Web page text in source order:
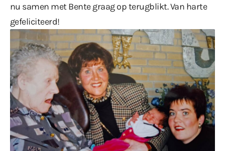
nu samen met Bente graag op terugblikt. Van harte
gefeliciteerd!